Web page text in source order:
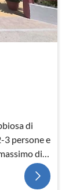
di
3 persone e
di 5